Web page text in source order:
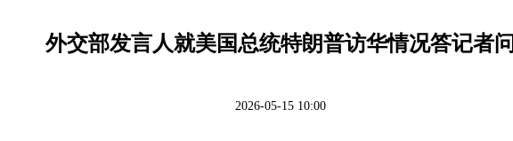
外交部发言人就美国总统特朗普访华情况答记者问
2026-05-15 10:00